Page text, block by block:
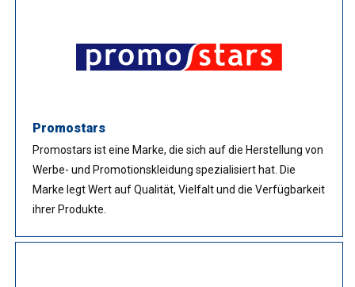
Promostars
Promostars ist eine Marke, die sich auf die Herstellung von
Werbe- und Promotionskleidung spezialisiert hat. Die
Marke legt Wert auf Qualität, Vielfalt und die Verfügbarkeit
ihrer Produkte.